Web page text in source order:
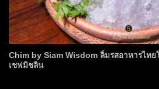
Chim by Siam Wisdom ลิ้มรสอาหารไท
เชฟมิชลิน